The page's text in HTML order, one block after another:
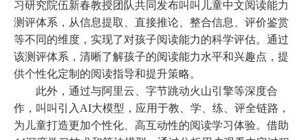
习研究院伍新春教授团队共同发布叫叫儿童中文阅读能力
测评体系，从信息提取、直接推论、整合信息、评价鉴赏
等不同的维度，实现了对孩子阅读能力的科学评估。通过
该测评体系，清晰了解孩子的阅读能力水平和兴趣点，提
供个性化定制的阅读指导和提升策略。
此外，通过与阿里云、字节跳动火山引擎等深度合
作，叫叫引入 AI大模型，应用于教、学、练、评全链路，
为儿童打造更加个性化、高互动性的阅读学习体验。借助